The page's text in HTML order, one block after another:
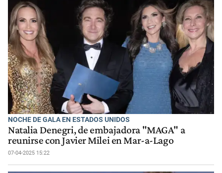
NOCHE DE GALA EN ESTADOS UNIDOS
Natalia Denegri, de embajadora "MAGA" a
reunirse con Javier Milei en Mar-a-Lago
07-04-2025 15:22